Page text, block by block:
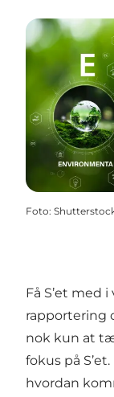
Foto:
Få S’et med
rapportering
nok kun at
fokus på
hvordan